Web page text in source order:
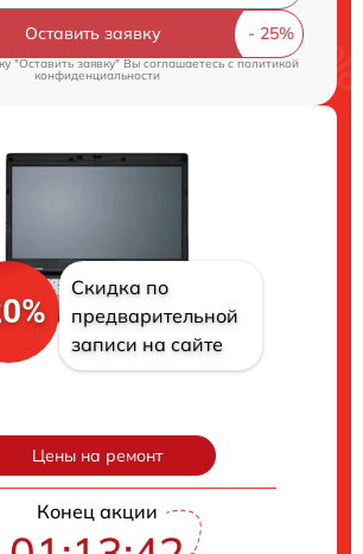
Оставить заявку
"Оставить заявку" Вы соглашаетесь cполитикой
конфиденциальности
Скидка по
предварительной
записи на сайте
Цены на ремонт
Конец акции